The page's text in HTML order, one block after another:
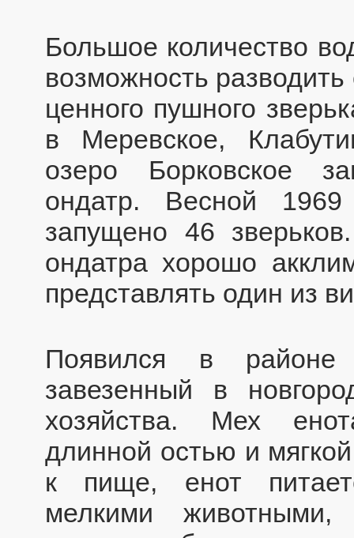
Большое количество
возможность
ценного пушного
в Меревское,
озеро Борковское
ондатр. Весной
запущено 46
ондатра хорошо
представлять один из
Появился в районе
завезенный в
хозяйства. Мех
длинной остью и
к пище, енот
мелкими